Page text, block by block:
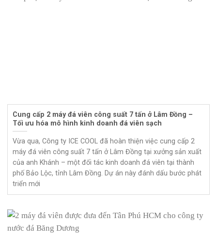
Cung cấp 2 máy đá viên công suất 7 tấn ở Lâm Đồng –
Tối ưu hóa mô hình kinh doanh đá viên sạch
Vừa qua, Công ty ICE COOL đã hoàn thiện việc cung cấp 2
máy đá viên công suất 7 tấn ở Lâm Đồng tại xưởng sản xuất
của anh Khánh – một đối tác kinh doanh đá viên tại thành
phố Bảo Lộc, tỉnh Lâm Đồng. Dự án này đánh dấu bước phát
triển mới